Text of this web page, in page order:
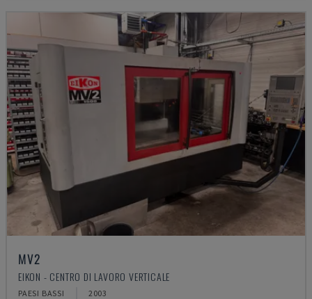
MV2
EIKON - CENTRO DI LAVORO VERTICALE
PAESI BASSI 2003